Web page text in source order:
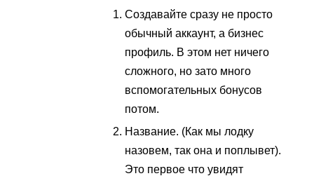
Создавайте сразу не просто
обычный аккаунт, а бизнес
профиль. В этом нет ничего
сложного, но зато много
вспомогательных бонусов
потом.
Название. (Как мы лодку
назовем, так она и поплывет).
Это первое что увидят